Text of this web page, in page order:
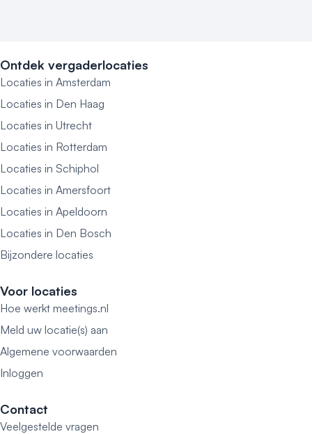
Ontdek vergaderlocaties
Locaties in Amsterdam
Locaties in Den Haag
Locaties in Utrecht
Locaties in Rotterdam
Locaties in Schiphol
Locaties in Amersfoort
Locaties in Apeldoorn
Locaties in Den Bosch
Bijzondere locaties
Voor locaties
Hoe werkt meetings.nl
Meld uw locatie(s) aan
Algemene voorwaarden
Inloggen
Contact
Veelgestelde vragen